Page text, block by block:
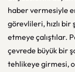
haber vermesiyle
görevlileri, hızlı bir
etmeye çalıştılar.
çevrede büyük bir
tehlikeye girmesi,